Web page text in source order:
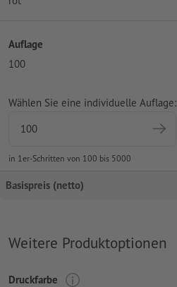
Auflage
100
Wählen Sie eine individuelle Auflage:
in 1er-Schritten von 100 bis 5000
Basispreis (netto)
Weitere Produktoptionen
Druckfarbe